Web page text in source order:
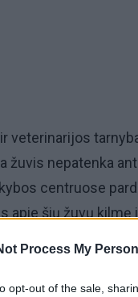
Process My
opt-out of the sale,
veterinarijos
žuvis nepatenka
centruose
apie šių žuvų